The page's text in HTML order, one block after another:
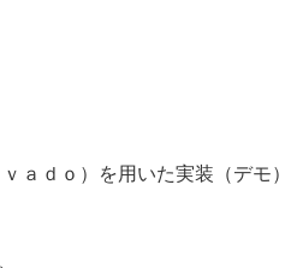
ｏ）を用いた実装（デモ）